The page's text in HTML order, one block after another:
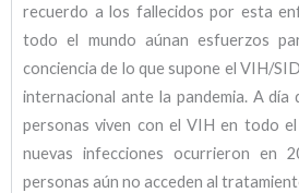
recuerdo a los fallecidos por esta
todo el mundo aúnan esfuerzos
conciencia de lo que supone el VIH/
internacional ante la pandemia. A día
personas viven con el VIH en todo el
nuevas infecciones ocurrieron en
personas aún no acceden al